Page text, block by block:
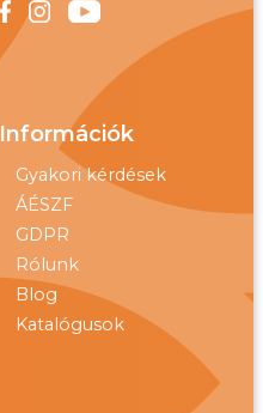
Információk
Gyakori kérdések
ÁÉSZF
GDPR
Rólunk
Blog
Katalógusok